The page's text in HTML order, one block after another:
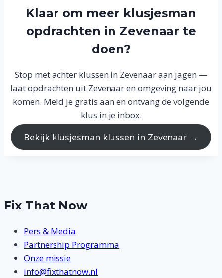
Klaar om meer klusjesman
opdrachten in Zevenaar te
doen?
Stop met achter klussen in Zevenaar aan jagen —
laat opdrachten uit Zevenaar en omgeving naar jou
komen. Meld je gratis aan en ontvang de volgende
klus in je inbox.
Bekijk klusjesman klussen in Zevenaar →
Fix That Now
Pers & Media
Partnership Programma
Onze missie
info@fixthatnow.nl